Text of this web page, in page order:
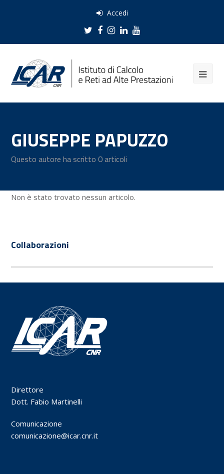
Accedi
Twitter
Facebook
Instagram
LinkedIn
Youtube
GIUSEPPE PAPUZZO
Questo autore ha scritto 0 articoli
Non è stato trovato nessun articolo.
Collaborazioni
Direttore
Dott. Fabio Martinelli
Comunicazione
comunicazione@icar.cnr.it